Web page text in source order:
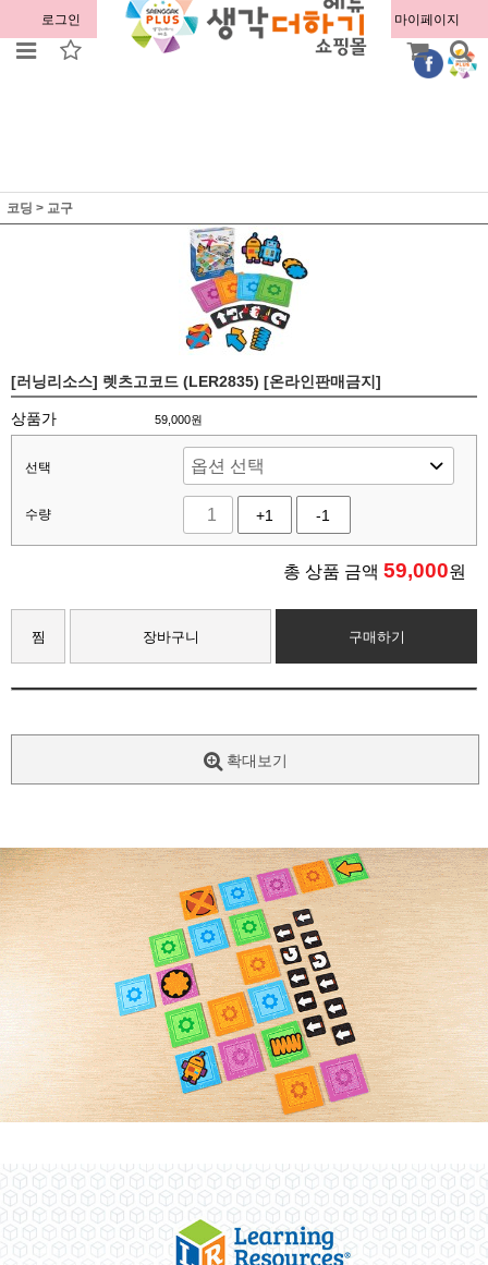
로그인 회원가입 주문조회 마이페이지
코딩 > 교구
[러닝리소스] 렛츠고코드 (LER2835) [온라인판매금지]
상품가 59,000원
선택
수량 +1 -1
총 상품 금액 59,000원
찜 장바구니 구매하기
확대보기